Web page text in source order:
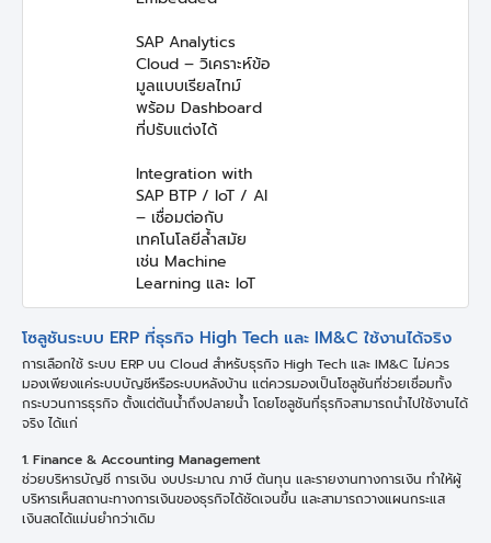
SAP Analytics
Cloud – วิเคราะห์ข้อ
มูลแบบเรียลไทม์
พร้อม Dashboard
ที่ปรับแต่งได้
Integration with
SAP BTP / IoT / AI
– เชื่อมต่อกับ
เทคโนโลยีล้ำสมัย
เช่น Machine
Learning และ IoT
โซลูชันระบบ ERP ที่ธุรกิจ High Tech และ IM&C ใช้งานได้จริง
การเลือกใช้ ระบบ ERP บน Cloud สำหรับธุรกิจ High Tech และ IM&C ไม่ควร
มองเพียงแค่ระบบบัญชีหรือระบบหลังบ้าน แต่ควรมองเป็นโซลูชันที่ช่วยเชื่อมทั้ง
กระบวนการธุรกิจ ตั้งแต่ต้นน้ำถึงปลายน้ำ โดยโซลูชันที่ธุรกิจสามารถนำไปใช้งานได้
จริง ได้แก่
1. Finance & Accounting Management
ช่วยบริหารบัญชี การเงิน งบประมาณ ภาษี ต้นทุน และรายงานทางการเงิน ทำให้ผู้
บริหารเห็นสถานะทางการเงินของธุรกิจได้ชัดเจนขึ้น และสามารถวางแผนกระแส
เงินสดได้แม่นยำกว่าเดิม